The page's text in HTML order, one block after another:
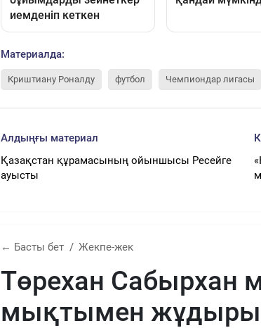
Материалда:
Криштиану Роналду футбол Чемпиондар лигасы
Алдыңғы материал
Қазақстан құрамасының ойыншысы Ресейге
ауысты
← Басты бет Жекпе-жек
Төрехан Сабырхан
мықтымен